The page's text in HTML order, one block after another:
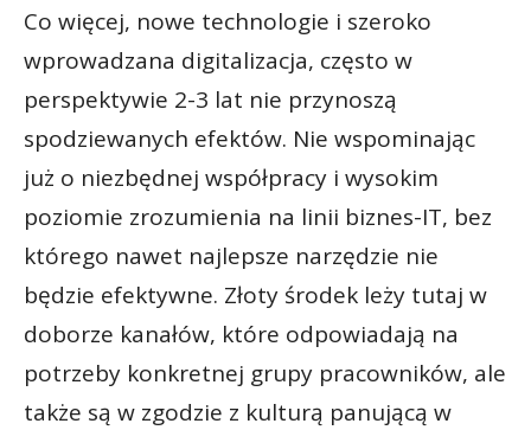
Co więcej, nowe technologie i szeroko
wprowadzana digitalizacja, często w
perspektywie 2-3 lat nie przynoszą
spodziewanych efektów. Nie wspominając
już o niezbędnej współpracy i wysokim
poziomie zrozumienia na linii biznes-IT, bez
którego nawet najlepsze narzędzie nie
będzie efektywne. Złoty środek leży tutaj w
doborze kanałów, które odpowiadają na
potrzeby konkretnej grupy pracowników, ale
także są w zgodzie z kulturą panującą w